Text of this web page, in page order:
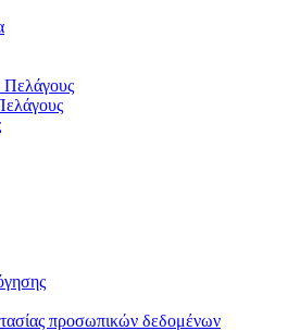
Πελάγους
προσωπικών δεδομένων